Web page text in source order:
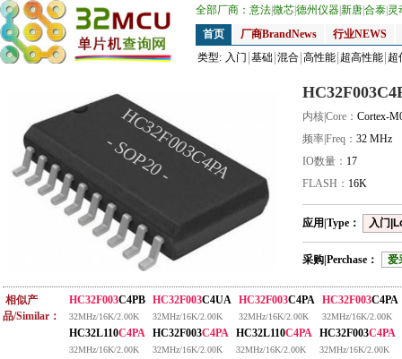
全部厂商： 意法微芯德州仪器新唐合泰 灵
首页
厂商BrandNews
行业NEWS
类型: 入门 基础 混合 高性能 超高性能 超
HC32F003C4PA
- SOP20 -
内核|Core： Cortex-
频率|Freq： 32 MHz
IO数量： 17
FLASH： 16K
应用|Type： 入门
采购|Perchase： 爱
相似产
品/Similar：
HC32F003C4PB
32MHz/16K/2.00K
HC32F003C4UA
32MHz/16K/2.00K
HC32F003C4PA
32MHz/16K/2.00K
HC32F003C4PA
32MHz/16K/2.00K
HC32L110C4PA
32MHz/16K/2.00K
HC32F003C4PA
32MHz/16K/2.00K
HC32L110C4PA
32MHz/16K/2.00K
HC32F003C4PA
32MHz/16K/2.00K